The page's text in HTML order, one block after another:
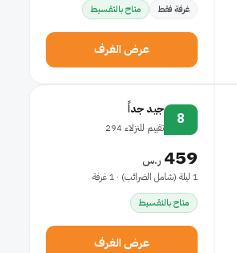
غرفة فقط
متاح بالتقسيط
عرض الغرف
8
جيد جداً
تقييم للنزلاء 294
459 ر.س
1 ليلة (شامل الضرائب) · 1 غرفة
متاح بالتقسيط
عرض الغرف